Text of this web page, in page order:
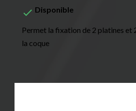
 Disponible
Permet la fixation de 2 platines et
la coque